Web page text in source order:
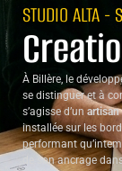
STUDIO ALTA -
À Billère, le
se distinguer et à
s’agisse d’un artisan
installée sur les
performant
de son ancrage